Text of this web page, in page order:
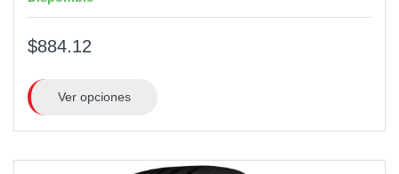
$884.12
Ver opciones